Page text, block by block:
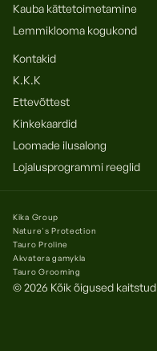
Kauba kättetoimetamine
Lemmiklooma kogukond
Kontakid
K.K.K
Ettevõttest
Kinkekaardid
Loomade ilusalong
Lojalusprogrammi reeglid
© 2026 Kõik õigused kaitstud
Kika Group
Nature's Protection
Tauro Proline
Akvatera gamykla
Tauro Grooming